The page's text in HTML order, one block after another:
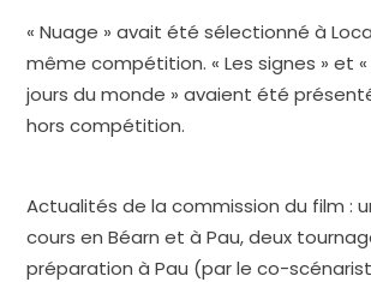
« Nuage » avait été sélectionné à
même compétition. « Les signes » et «
jours du monde » avaient été
hors compétition.
Actualités de la commission du film :
cours en Béarn et à Pau, deux
préparation à Pau (par le co-